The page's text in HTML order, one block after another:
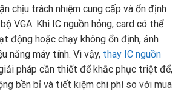
chịu trách nhiệm cung cấp và ổn định
VGA. Khi IC nguồn hỏng, card có thể
động hoặc chạy không ổn định, ảnh
năng máy tính. Vì vậy, thay IC nguồn
pháp cần thiết để khắc phục triệt để,
bền bỉ và tiết kiệm chi phí so với mua